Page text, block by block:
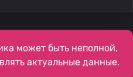
может быть неполной,
актуальные данные.